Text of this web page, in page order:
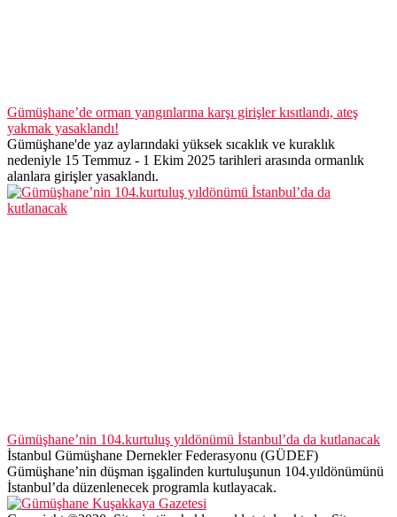
Gümüşhane’de orman yangınlarına karşı girişler kısıtlandı, ateş
yakmak yasaklandı!
Gümüşhane'de yaz aylarındaki yüksek sıcaklık ve kuraklık
nedeniyle 15 Temmuz - 1 Ekim 2025 tarihleri arasında ormanlık
alanlara girişler yasaklandı.
Gümüşhane’nin 104.kurtuluş yıldönümü İstanbul’da da kutlanacak
İstanbul Gümüşhane Dernekler Federasyonu (GÜDEF)
Gümüşhane’nin düşman işgalinden kurtuluşunun 104.yıldönümünü
İstanbul’da düzenlenecek programla kutlayacak.